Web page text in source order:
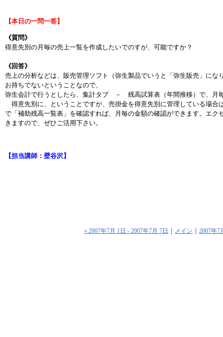
【本日の一問一答】
《質問》
得意先別の月毎の売上一覧を作成したいでのすが、可能ですか？
《回答》
売上の分析などは、販売管理ソフト（弥生製品でいうと「弥生販売」に
お持ちでないということなので、
弥生会計で行うとしたら、集計タブ － 残高試算表（年間推移）で、月
得意先別に、ということですが、売掛金を得意先別に管理している場合
で「補助残高一覧表」を確認すれば、月毎の金額の確認ができます。エ
きますので、ぜひご活用下さい。
【担当講師：壁谷沢】
« 2007年7月 1日 - 2007年7月 7日 メイン 2007年7